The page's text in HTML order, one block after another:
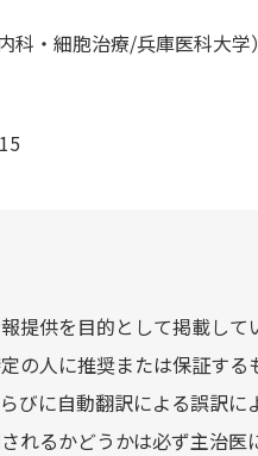
・細胞治療/兵庫医科大学）
提供を目的として掲載して
の人に推奨または保証する
びに自動翻訳による誤訳に
れるかどうかは必ず主治医